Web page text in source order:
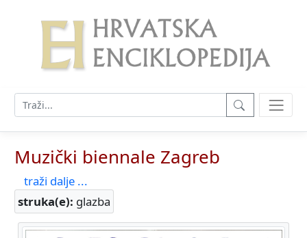
Muzički biennale Zagreb
traži dalje ...
struka(e): glazba